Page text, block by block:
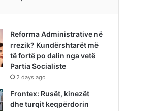
Reforma Administrative në
rrezik? Kundërshtarët më
të fortë po dalin nga vetë
Partia Socialiste
2 days ago
Frontex: Rusët, kinezët
dhe turqit keqpërdorin